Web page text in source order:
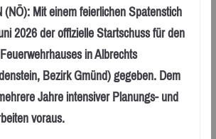
Mit einem feierlichen Spatenstich
2026 der offizielle Startschuss für den
in Albrechts
Bezirk Gmünd) gegeben. Dem
Jahre intensiver Planungs- und
voraus.